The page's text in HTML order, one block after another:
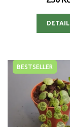
DETAIL
BESTSELLER